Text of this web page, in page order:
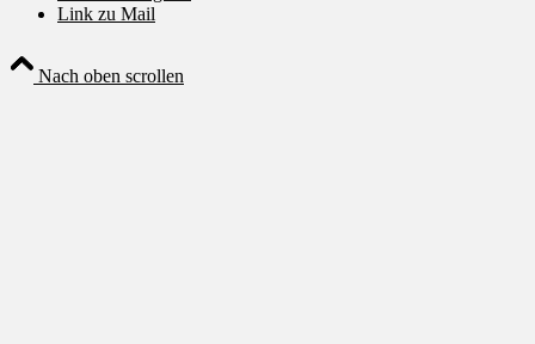
Link zu Mail
Nach oben scrollen